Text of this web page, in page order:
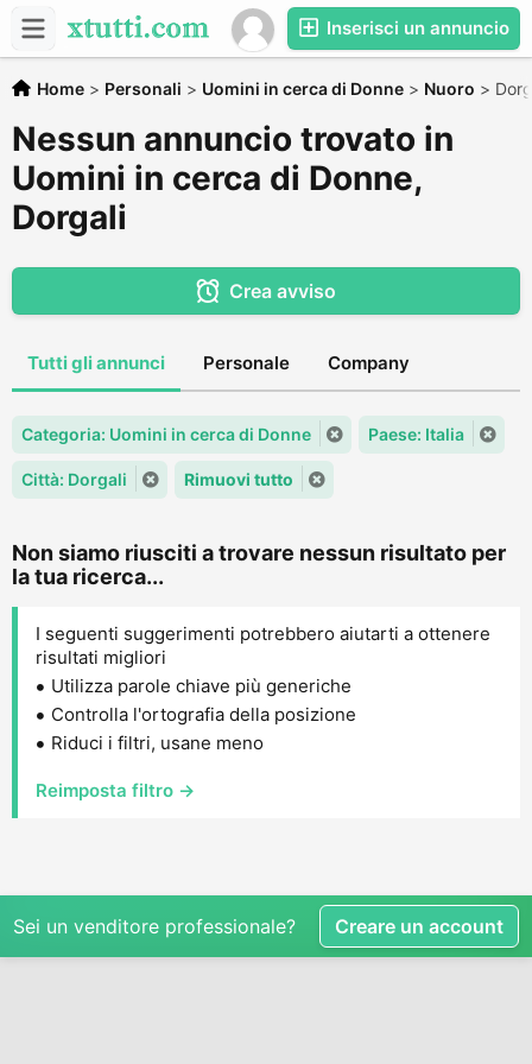
Inserisci un annuncio
Home > Personali > Uomini in cerca di Donne > Nuoro >
Nessun annuncio trovato in
Uomini in cerca di Donne,
Dorgali
Crea avviso
Tutti gli annunci Personale Company
Categoria: Uomini in cerca di Donne Paese: Italia
Città: Dorgali Rimuovi tutto
Non siamo riusciti a trovare nessun risultato per
la tua ricerca...
I seguenti suggerimenti potrebbero aiutarti a ottenere
risultati migliori
Utilizza parole chiave più generiche
Controlla l'ortografia della posizione
Riduci i filtri, usane meno
Reimposta filtro →
Sei un venditore professionale? Creare un account